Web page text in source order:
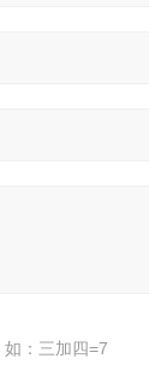
：三加四=7